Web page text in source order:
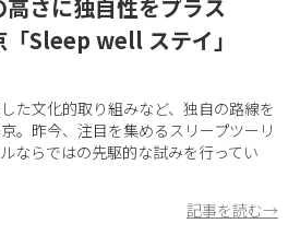
さに独自性をプラス
Sleep well ステイ」
た文化的取り組みなど、独自の路線を
。昨今、注目を集めるスリープツーリ
ならではの先駆的な試みを行ってい
記事を読む→